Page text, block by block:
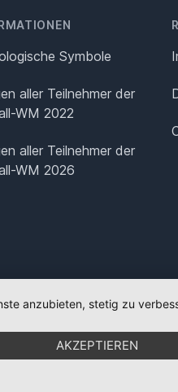
Symbole
aller Teilnehmer der
WM 2022
aller Teilnehmer der
WM 2026
anzubieten, stetig zu
AKZEPTIEREN